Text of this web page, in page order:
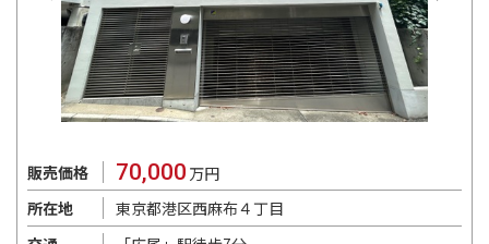
販売価格 70,000 万円
所在地
東京都港区西麻布４丁目